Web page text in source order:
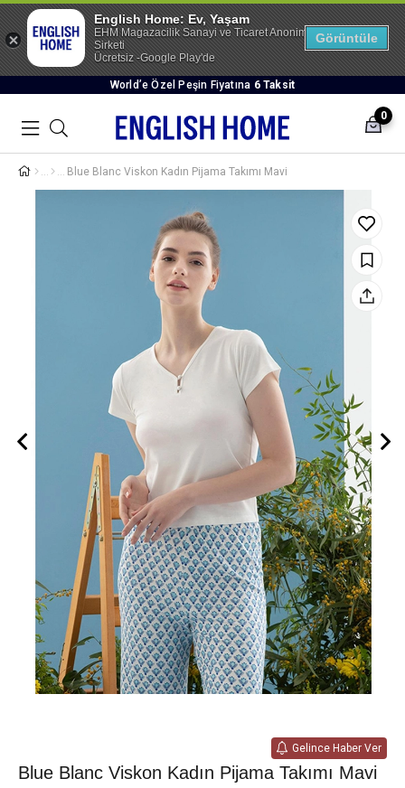
World’e Özel Peşin Fiyatına 6 Taksit
0
Blue Blanc Viskon Kadın Pijama Takımı Mavi
Gelince Haber Ver
Blue Blanc Viskon Kadın Pijama Takımı Mavi
English Home: Ev, Yaşam
EHM Magazacilik Sanayi ve Ticaret Anonim
Sirketi
Ücretsiz -Google Play'de
Görüntüle